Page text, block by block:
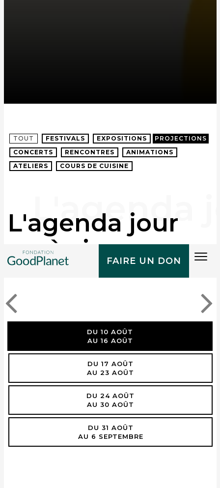
FAIRE UN DON
TOUT FESTIVALS EXPOSITIONS
PROJECTIONS
CONCERTS
RENCONTRES
ANIMATIONS
ATELIERS
COURS DE CUISINE
L'agenda jour
après jour
DU 10 AOÛT
AU 16 AOÛT
DU 17 AOÛT
AU 23 AOÛT
DU 24 AOÛT
AU 30 AOÛT
DU 31 AOÛT
AU 6 SEPTEMBRE